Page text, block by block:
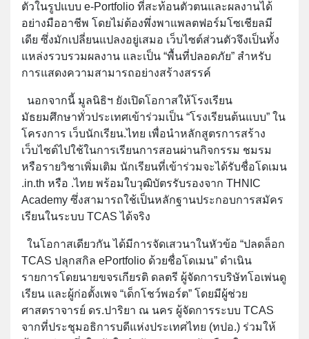
ตัวในรูปแบบ e-Portfolio ที่สะท้อนตัวตนและผลงานได้
อย่างมืออาชีพ โดยไม่ต้องพึ่งพาแพลตฟอร์มโซเชียลมี
เดีย ซึ่งมักเปลี่ยนแปลงอยู่เสมอ เว็บไซต์ส่วนตัวจึงเป็นทั้ง
แหล่งรวบรวมผลงาน และเป็น “พื้นที่ปลอดภัย” สำหรับ
การแสดงความสามารถอย่างสร้างสรรค์
นอกจากนี้ มูลนิธิฯ ยังเปิดโอกาสให้โรงเรียน
มัธยมศึกษาทั่วประเทศเข้าร่วมเป็น “โรงเรียนต้นแบบ” ใน
โครงการ เว็บนักเรียน.ไทย เพื่อนำหลักสูตรการสร้าง
เว็บไซต์ไปใช้ในการเรียนการสอนผ่านกิจกรรม ชมรม
หรือรายวิชาเพิ่มเติม นักเรียนที่เข้าร่วมจะได้รับชื่อโดเมน
.in.th หรือ .ไทย พร้อมใบวุฒิบัตรรับรองจาก THNIC
Academy ซึ่งสามารถใช้เป็นหลักฐานประกอบการสมัคร
เรียนในระบบ TCAS ได้จริง
ในโอกาสเดียวกัน ได้มีการจัดเสวนาในหัวข้อ “ปลดล็อก
TCAS ปลุกสกิล ePortfolio ด้วยชื่อโดเมน” ดำเนิน
รายการโดยนายขจรเกียรติ ดลตรี ผู้จัดการบริษัทโอเพ่นดู
เรียน และผู้ก่อตั้งเพจ “เด็กโชว์พอร์ต” โดยมีผู้ช่วย
ศาสตราจารย์ ดร.ปาริยา ณ นคร ผู้จัดการระบบ TCAS
จากที่ประชุมอธิการบดีแห่งประเทศไทย (ทปอ.) ร่วมให้